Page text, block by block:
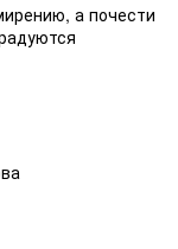
а почести